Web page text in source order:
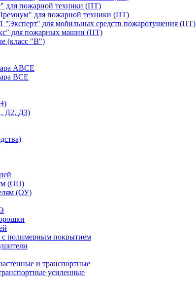
пожарной техники (ПТ)
для пожарной техники (ПТ)
для мобильных средств пожаротушения (ПТ)
для пожарных машин (ПТ)
(класс "В")
АВСЕ
ВСЕ
Д2, Д3)
(ОП)
(ОУ)
с полимерным покрытием
и транспортные
усиленные